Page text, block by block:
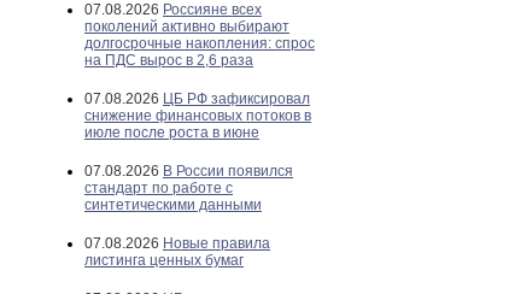
07.08.2026 Россияне всех
поколений активно выбирают
долгосрочные накопления: спрос
на ПДС вырос в 2,6 раза
07.08.2026 ЦБ РФ зафиксировал
снижение финансовых потоков в
июле после роста в июне
07.08.2026 В России появился
стандарт по работе с
синтетическими данными
07.08.2026 Новые правила
листинга ценных бумаг